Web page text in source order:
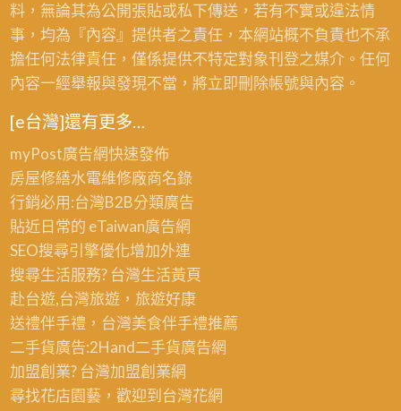
料，無論其為公開張貼或私下傳送，若有不實或違法情
事，均為『內容』提供者之責任，本網站概不負責也不承
擔任何法律責任，僅係提供不特定對象刊登之媒介。任何
內容一經舉報與發現不當，將立即刪除帳號與內容。
[e台灣]還有更多…
myPost廣告網快速發佈
房屋修繕水電維修廠商名錄
行銷必用:台灣B2B分類廣告
貼近日常的 eTaiwan廣告網
SEO搜尋引擎優化增加外連
搜尋生活服務? 台灣生活黃頁
赴台遊,台灣旅遊，旅遊好康
送禮伴手禮，台灣美食伴手禮推薦
二手貨廣告:2Hand二手貨廣告網
加盟創業? 台灣加盟創業網
尋找花店園藝，歡迎到台灣花網